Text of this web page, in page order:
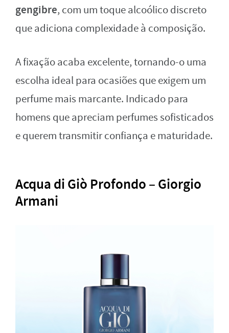
gengibre, com um toque alcoólico discreto
que adiciona complexidade à composição.
A fixação acaba excelente, tornando-o uma
escolha ideal para ocasiões que exigem um
perfume mais marcante. Indicado para
homens que apreciam perfumes sofisticados
e querem transmitir confiança e maturidade.
Acqua di Giò Profondo – Giorgio
Armani